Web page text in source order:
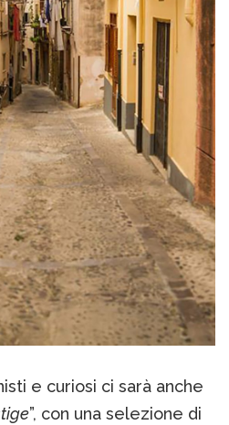
e curiosi ci sarà anche
”, con una selezione di